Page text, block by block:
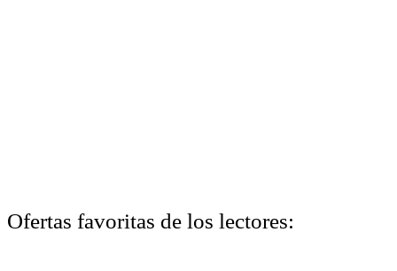
Ofertas favoritas de los lectores: